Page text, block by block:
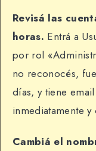
Revisá las
horas. Entrá a
por rol
no reconocés,
días, y tiene
inmediatamente
Cambiá el